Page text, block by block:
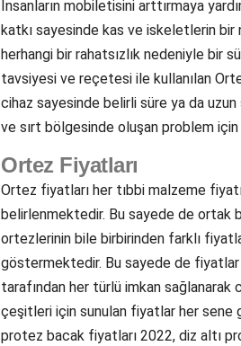
İnsanların mobiletisini arttırmaya
katkı sayesinde kas ve iskeletlerin
herhangi bir rahatsızlık nedeniyle bir
tavsiyesi ve reçetesi ile kullanılan
cihaz sayesinde belirli süre ya da uzun
ve sırt bölgesinde oluşan problem
Ortez Fiyatları
Ortez fiyatları her tıbbi malzeme
belirlenmektedir. Bu sayede de ortak
ortezlerinin bile birbirinden farklı
göstermektedir. Bu sayede de
tarafından her türlü imkan
çeşitleri için sunulan fiyatlar her sene
protez bacak fiyatları 2022, diz altı